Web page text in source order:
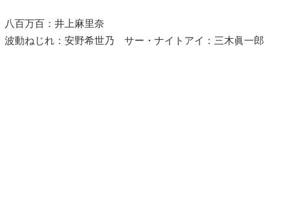
百万百：井上麻里奈
動ねじれ：安野希世乃 サー・ナイトアイ：三木眞一郎